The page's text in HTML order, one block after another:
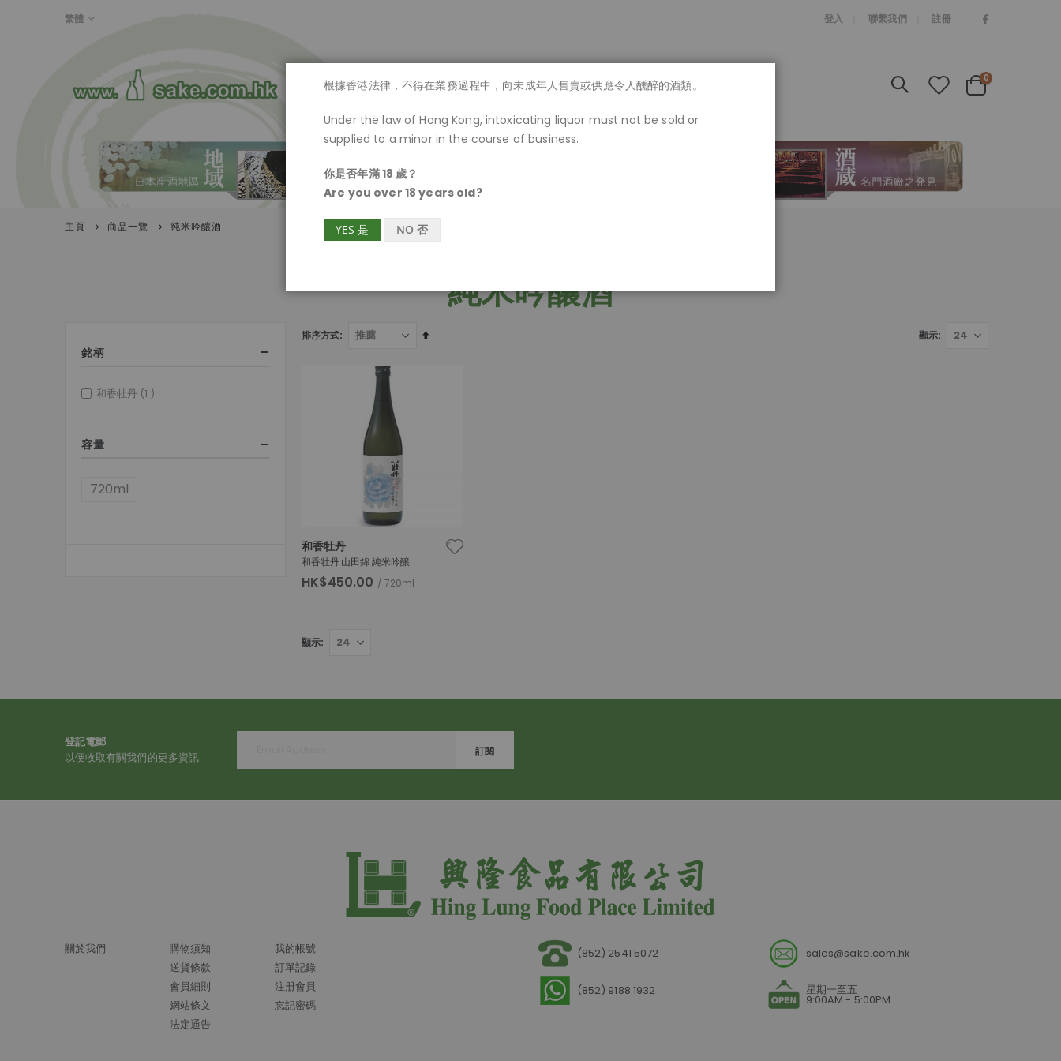
LANGUAGE
繁體 登入 聯繫我們 註冊
商品一覽 Cart
0items
主頁 商品一覽 純米吟釀酒
純米吟釀酒
排序方式 顯示
和香牡丹
和香牡丹 山田錦 純米吟醸
HK$450.00 720ml
顯示
銘柄
和香牡丹 1 item
容量
720ml
登記電郵
以便收取有關我們的更多資訊 訂閱
關於我們
購物須知
送貨條款
會員細則
網站條文
法定通告
我的帳號
訂單記錄
注册會員
忘記密碼
(852) 2541 5072 sales@sake.com.hk
(852) 9188 1932 星期一至五
9:00AM - 5:00PM
根據香港法律，不得在業務過程中，向未成年人售賣或供應令人醺醉的酒類。
Under the law of Hong Kong, intoxicating liquor must not be sold or
supplied to a minor in the course of business.
你是否年滿 18 歲？
Are you over 18 years old?
YES 是 NO 否